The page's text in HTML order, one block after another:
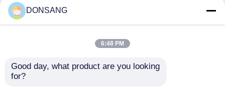
যোগাযোগ করুন
হাইড্রোলিক রক ব্রেকার
ব্যাকহো লোডার হাইড্রোলিক রক
DONSANG
6:48 PM
Good day, what product are you looking
for?